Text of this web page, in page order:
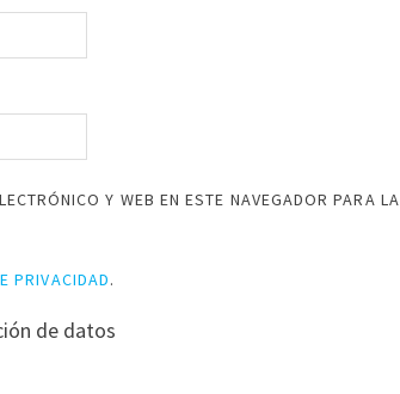
Y WEB EN ESTE NAVEGADOR PARA LA
PRIVACIDAD.
de datos